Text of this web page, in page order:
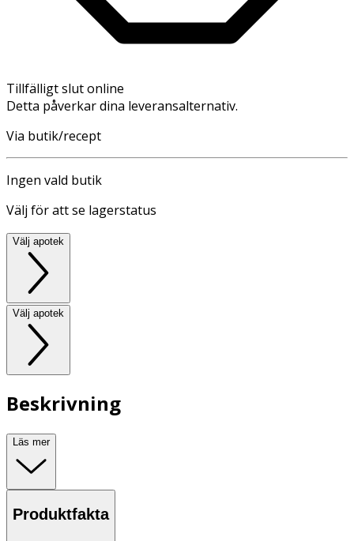
Tillfälligt slut online
Detta påverkar dina leveransalternativ.
Via butik/recept
Ingen vald butik
Välj för att se lagerstatus
Välj apotek
Välj apotek
Beskrivning
Läs mer
Produktfakta